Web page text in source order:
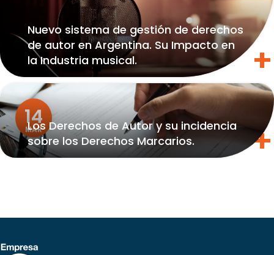
Nuevo sistema de gestión de derechos
de autor en Argentina. Su Impacto en
la Industria musical.
14
MAR
Los Derechos de Autor y su incidencia
sobre los Derechos Marcarios.